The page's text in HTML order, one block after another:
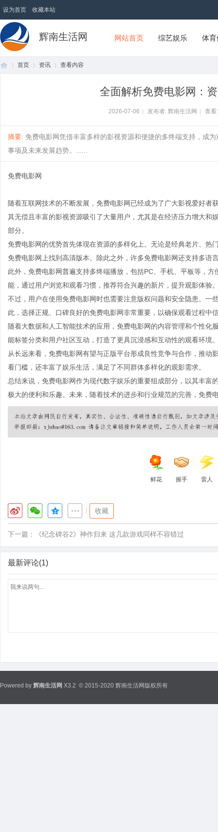
设为首页 收藏本站
辉南生活网 网站首页 综艺娱乐 体
首页 资讯 查看内容
全面解析免费电影网：
2026-07-06 发布者: 辉南生活网 查
摘要: 免费电影网凭借丰富多样的影视资源和便捷的多终端支持，成
事项及未来发展趋势。......
免费电影网
随着互联网技术的不断发展，免费电影网已经成为了广大影视爱好
其无偿且丰富的影视资源吸引了大量用户，尤其是在经济压力增大和
部分。
免费电影网的优势首先体现在资源的多样化上。无论是经典老片、热
免费电影网上找到高清版本。除此之外，许多免费电影网还支持多语
此外，免费电影网普遍支持多终端播放，包括PC、手机、平板等，
能，通过用户浏览和观看习惯，推荐符合兴趣的新片，提升观影体验
不过，用户在使用免费电影网时也需要注意版权问题和安全隐患。一
此，选择正规、口碑良好的免费电影网非常重要，以确保观看过程中
随着大数据和人工智能技术的应用，免费电影网的内容管理和个性
能标签分类和用户社区互动，打造了更具沉浸感和互动性的观看环境
从长远来看，免费电影网有望与正版平台形成良性竞争与合作，推
看门槛，还丰富了娱乐生活，满足了不同群体多样化的观影需求。
总结来说，免费电影网作为现代数字娱乐的重要组成部分，以其丰
极大的便利和乐趣。未来，随着技术的进步和行业规范的完善，免费
鲜花 握手 雷人
收藏
下一篇： 《纪念碑谷2》神作归来 这几款游戏同样不容错过
最新评论(1)
Powered by 辉南生活网 X3.2 © 2015-2020 辉南生活网版权所有